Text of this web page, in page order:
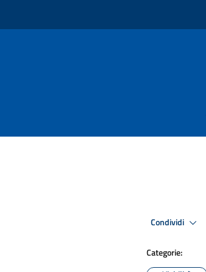
Condividi
Categorie: